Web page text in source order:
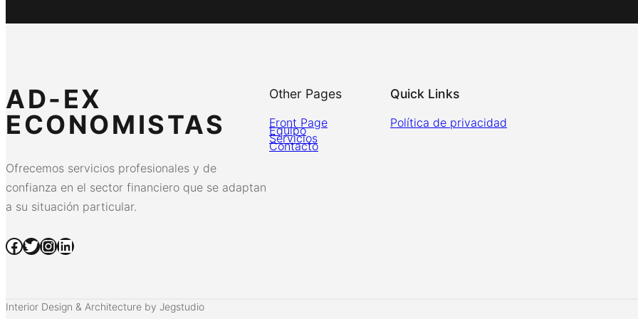
AD-EX
ECONOMISTAS
Ofrecemos servicios profesionales y de
confianza en el sector financiero que se adaptan
a su situación particular.
Facebook Twitter InstagramLinkedIn
Other Pages
Front Page
Equipo
Servicios
Contacto
Quick Links
Política de privacidad
Interior Design & Architecture by Jegstudio